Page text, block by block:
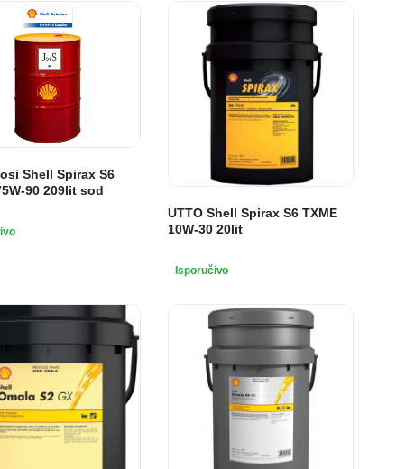
Shell Spirax S6
90 209lit sod
UTTO Shell Spirax S6 TXME
10W-30 20lit
Isporučivo